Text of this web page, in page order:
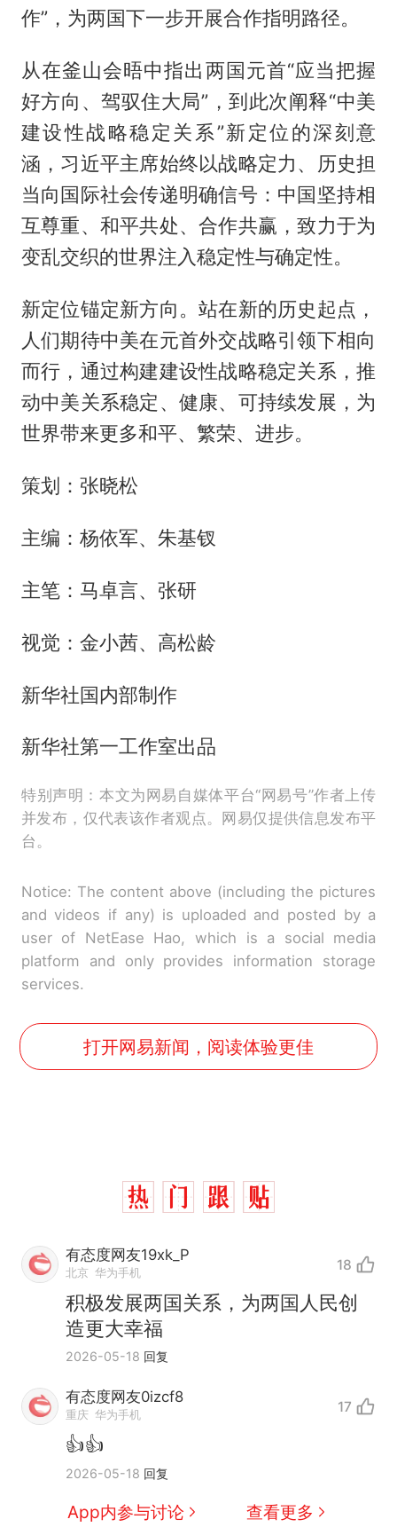
作”，为两国下一步开展合作指明路径。
从在釜山会晤中指出两国元首“应当把握
好方向、驾驭住大局”，到此次阐释“中美
建设性战略稳定关系”新定位的深刻意
涵，习近平主席始终以战略定力、历史担
当向国际社会传递明确信号：中国坚持相
互尊重、和平共处、合作共赢，致力于为
变乱交织的世界注入稳定性与确定性。
新定位锚定新方向。站在新的历史起点，
人们期待中美在元首外交战略引领下相向
而行，通过构建建设性战略稳定关系，推
动中美关系稳定、健康、可持续发展，为
世界带来更多和平、繁荣、进步。
策划：张晓松
主编：杨依军、朱基钗
主笔：马卓言、张研
视觉：金小茜、高松龄
新华社国内部制作
新华社第一工作室出品
特别声明：本文为网易自媒体平台“网易号”作者上传
并发布，仅代表该作者观点。网易仅提供信息发布平
台。
Notice: The content above (including the pictures
and videos if any) is uploaded and posted by a
user of NetEase Hao, which is a social media
platform and only provides information storage
services.
打开网易新闻，阅读体验更佳
有态度网友19xk_P
北京 华为手机 18
积极发展两国关系，为两国人民创
造更大幸福
2026-05-18 回复
有态度网友0izcf8
重庆 华为手机 17
👍👍
2026-05-18 回复
App内参与讨论 查看更多